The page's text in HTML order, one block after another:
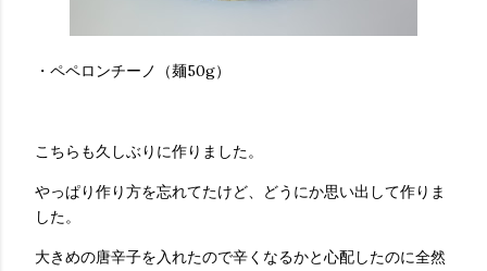
・ペペロンチーノ（麺50g）
こちらも久しぶりに作りました。
やっぱり作り方を忘れてたけど、どうにか思い出して作りま
した。
大きめの唐辛子を入れたので辛くなるかと心配したのに全然